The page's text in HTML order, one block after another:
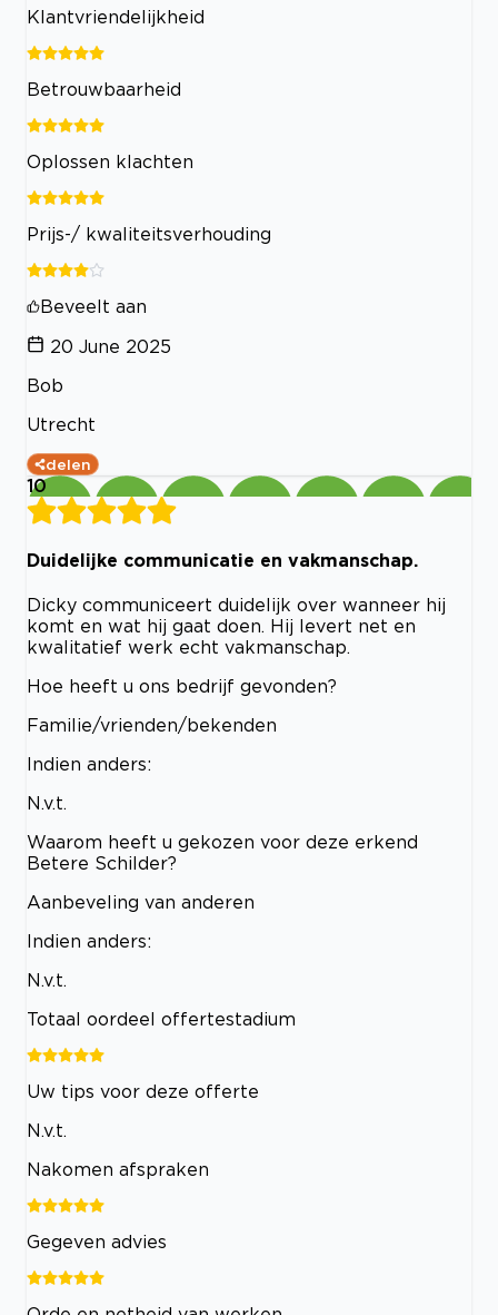
Klantvriendelijkheid
Betrouwbaarheid
Oplossen klachten
Prijs-/ kwaliteitsverhouding
Beveelt aan
20 June 2025
Bob
Utrecht
delen
10
Duidelijke communicatie en vakmanschap.
Dicky communiceert duidelijk over wanneer hij
komt en wat hij gaat doen. Hij levert net en
kwalitatief werk echt vakmanschap.
Hoe heeft u ons bedrijf gevonden?
Familie/vrienden/bekenden
Indien anders:
N.v.t.
Waarom heeft u gekozen voor deze erkend
Betere Schilder?
Aanbeveling van anderen
Indien anders:
N.v.t.
Totaal oordeel offertestadium
Uw tips voor deze offerte
N.v.t.
Nakomen afspraken
Gegeven advies